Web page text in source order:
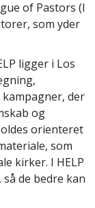
of Pastors (I
som yder
ligger i Los
der
og
orienteret
som
kirker. I HELP
de bedre kan